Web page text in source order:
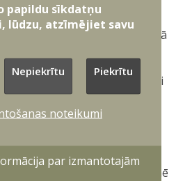
nepārtraukti patrulēs divi
lai nepieciešamības gadījumā
Repše koordinē un
spēku resursu iesaisti
novēršanai.
liekas riska situācijas.
darbus ļoti apgrūtina
cilvēki, īpaši, ja ārkārtas
pašu vainas dēļ un kāda
dēļ var nepagūt izglābt nelaimē
papildu sīkdatņu
lūdzu, atzīmējiet savu
Nepiekrītu Piekrītu
noteikumi
par izmantotajām